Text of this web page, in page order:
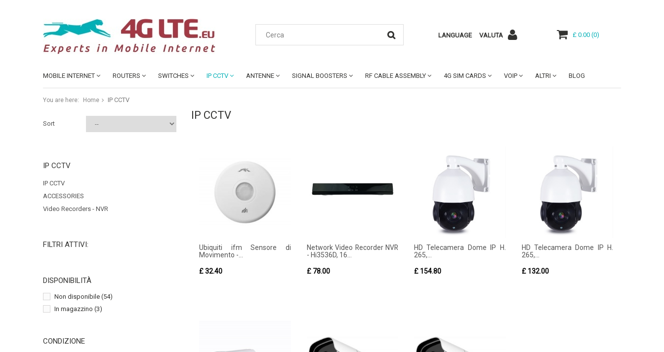
LANGUAGE VALUTA £ 0.00 (0)
MOBILE INTERNET ROUTERS SWITCHES IP CCTV ANTENNE SIGNAL BOOSTERS RF CABLE ASSEMBLY 4G SIM CARDS VOIP ALTRI BLOG
You are here: Home IP CCTV
Sort
IP CCTV
IP CCTV
ACCESSORIES
Video Recorders - NVR
FILTRI ATTIVI:
DISPONIBILITÀ
Non disponibile (54)
In magazzino (3)
CONDIZIONE
IP CCTV
Ubiquiti ifm Sensore di
Movimento -...
£ 32.40
Network Video Recorder NVR
- Hi3536D, 16...
£ 78.00
HD Telecamera Dome IP H.
265,...
£ 154.80
HD Telecamera Dome IP H.
265,...
£ 132.00